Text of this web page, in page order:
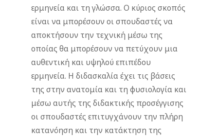
ερμηνεία και τη γλώσσα. Ο κύριος σκοπός
είναι να μπορέσουν οι σπουδαστές να
αποκτήσουν την τεχνική μέσω της
οποίας θα μπορέσουν να πετύχουν μια
αυθεντική και υψηλού επιπέδου
ερμηνεία. Η διδασκαλία έχει τις βάσεις
της στην ανατομία και τη φυσιολογία και
μέσω αυτής της διδακτικής προσέγγισης
οι σπουδαστές επιτυγχάνουν την πλήρη
κατανόηση και την κατάκτηση της